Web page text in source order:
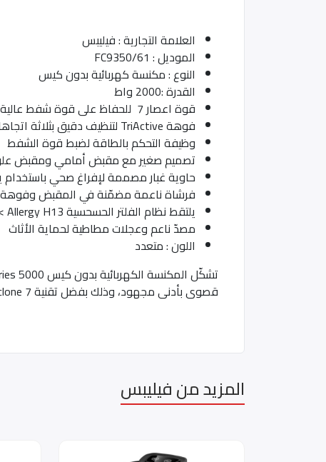
العلامة التجارية : فيليبس
الموديل : FC9350/61
النوع : مكنسة كهربائية بدون كيس
القدرة :2000 واط
قوة اعصار 7 للحفاظ على قوة شفط عالية لمدة أطول
فوهة TriActive لتنظيف دقيق بثلاثة اتجاهات
وظيفة التحكم بالطاقة لضبط قوة الشفط
تصميم صغير مع مقبض أمامي ومقبض
حاوية غبار مصممة لإفراغ صحي باستخدام
فرشاة ناعمة مضمّنة في المقبض وفوهة
يلتقط نظام الفلتر الحسحسية Allergy H13 ‏> 99,9% من جسيمات الغبار الصغيرة
مصدّ ناعم وعجلات مطاطية لحماية الأثاث
اللون : متعدد
قصوى بأدنى مجهود، وذلك بفضل تقنية PowerCyclone 7 وفوهة TriActive التي تتميّز بـ 3 إجراءات تنظيف في تمريرة واحدة.
المزيد من فيليبس